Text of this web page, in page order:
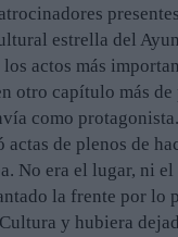
estrella del
actos más
otro capítulo más
como
de plenos de
No era el lugar, ni
la frente por lo
y hubiera